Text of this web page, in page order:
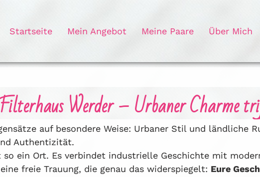
Startseite Mein Angebot Meine Paare Über Mich
Werder – Urbaner Charme
auf besondere Weise: Urbaner Stil und ländliche
Authentizität.
so ein Ort. Es verbindet industrielle Geschichte mit
freie Trauung, die genau das widerspiegelt: Eure